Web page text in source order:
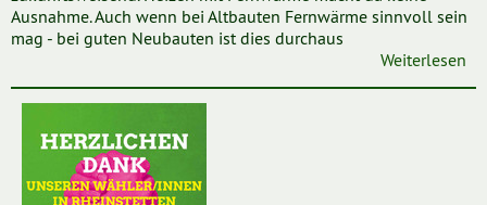
Ausnahme. Auch wenn bei Altbauten Fernwärme sinnvoll sein
mag - bei guten Neubauten ist dies durchaus
Weiterlesen